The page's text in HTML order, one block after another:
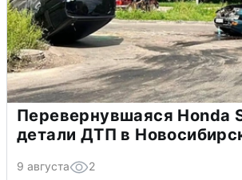
Перевернувшаяся Honda
детали ДТП в
9 августа 2